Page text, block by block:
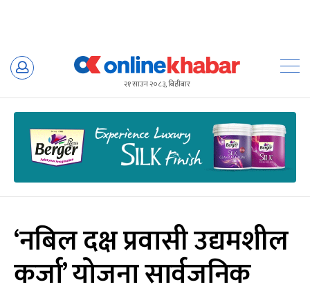
Skip
२१ साउन २०८३, बिहीबार
‘नबिल दक्ष प्रवासी उद्यमशील
कर्जा’ योजना सार्वजनिक